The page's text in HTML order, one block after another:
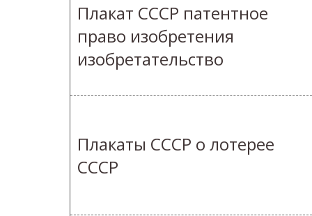
Плакат СССР патентное
право изобретения
изобретательство
Плакаты СССР о лотерее
СССР